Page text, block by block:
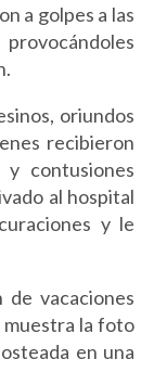
a golpes a las
oriundos
recibieron
y contusiones
al hospital
y le
de vacaciones
muestra la foto
en una